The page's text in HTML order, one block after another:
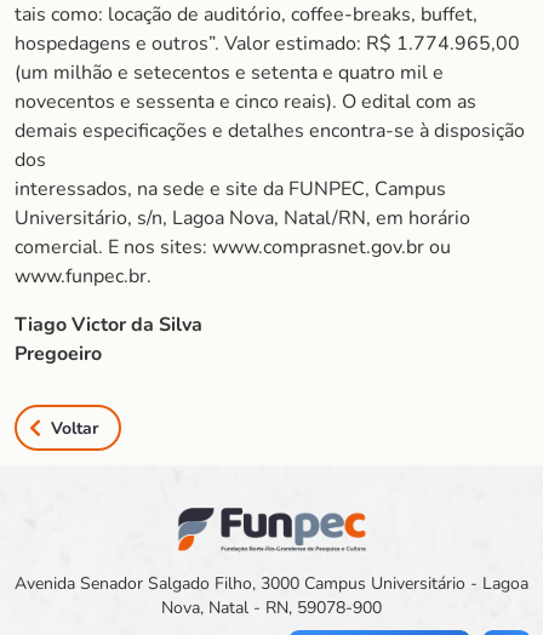
tais como: locação de auditório, coffee-breaks, buffet,
hospedagens e outros”. Valor estimado: R$ 1.774.965,00
(um milhão e setecentos e setenta e quatro mil e
novecentos e sessenta e cinco reais). O edital com as
demais especificações e detalhes encontra-se à disposição
dos
interessados, na sede e site da FUNPEC, Campus
Universitário, s/n, Lagoa Nova, Natal/RN, em horário
comercial. E nos sites: www.comprasnet.gov.br ou
www.funpec.br.
Tiago Victor da Silva
Pregoeiro
Voltar
Avenida Senador Salgado Filho, 3000 Campus Universitário - Lagoa
Nova, Natal - RN, 59078-900